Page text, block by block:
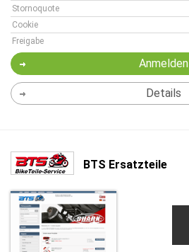
Stornoquote
Cookie
Freigabe
Anmelden
Details
BTS Ersatzteile